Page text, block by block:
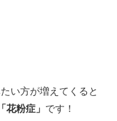
い方が増えてくると
「花粉症」 です！